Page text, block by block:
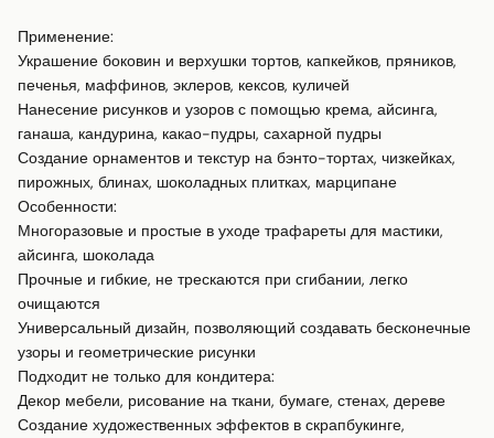
Применение:
Украшение боковин и верхушки тортов, капкейков, пряников,
печенья, маффинов, эклеров, кексов, куличей
Нанесение рисунков и узоров с помощью крема, айсинга,
ганаша, кандурина, какао-пудры, сахарной пудры
Создание орнаментов и текстур на бэнто-тортах, чизкейках,
пирожных, блинах, шоколадных плитках, марципане
Особенности:
Многоразовые и простые в уходе трафареты для мастики,
айсинга, шоколада
Прочные и гибкие, не трескаются при сгибании, легко
очищаются
Универсальный дизайн, позволяющий создавать бесконечные
узоры и геометрические рисунки
Подходит не только для кондитера:
Декор мебели, рисование на ткани, бумаге, стенах, дереве
Создание художественных эффектов в скрапбукинге,